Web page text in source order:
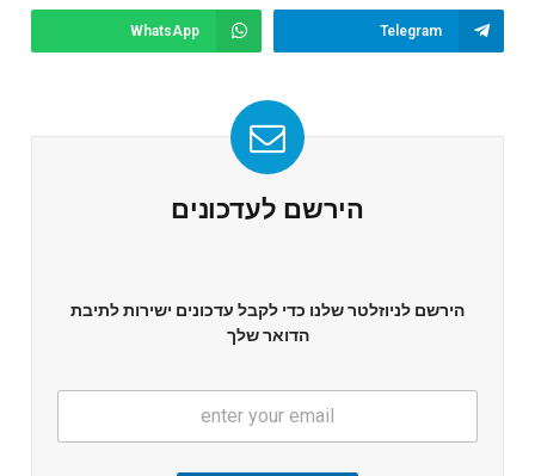
Telegram
WhatsApp
הירשם לעדכונים
הירשם לניוזלטר שלנו כדי לקבל עדכונים ישירות לתיבת
הדואר שלך